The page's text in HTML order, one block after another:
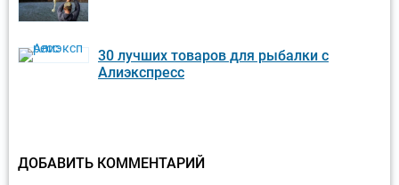
30 лучших товаров для рыбалки с
Алиэкспресс
ДОБАВИТЬ КОММЕНТАРИЙ